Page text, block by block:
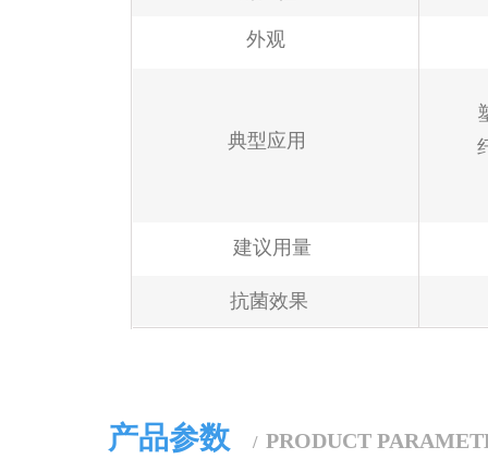
外观
典型应用
建议用量
抗菌效果
产品参数 / PRODUCT